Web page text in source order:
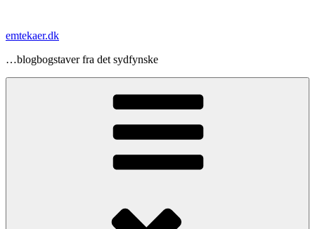
indhold
emtekaer.dk
…blogbogstaver fra det sydfynske